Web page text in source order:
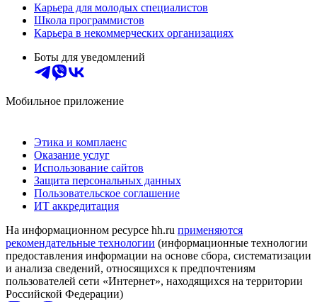
Карьера для молодых специалистов
Школа программистов
Карьера в некоммерческих организациях
Боты для уведомлений
Мобильное приложение
Этика и комплаенс
Оказание услуг
Использование сайтов
Защита персональных данных
Пользовательское соглашение
ИТ аккредитация
На информационном ресурсе hh.ru применяются
рекомендательные технологии (информационные технологии
предоставления информации на основе сбора, систематизации
и анализа сведений, относящихся к предпочтениям
пользователей сети «Интернет», находящихся на территории
Российской Федерации)